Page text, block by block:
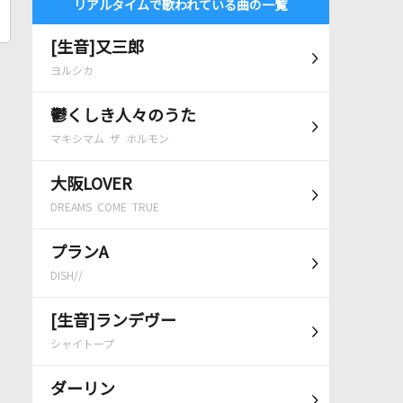
リアルタイムで歌われている曲の一覧
[生音]又三郎
ヨルシカ
鬱くしき人々のうた
マキシマム ザ ホルモン
大阪LOVER
DREAMS COME TRUE
プランA
DISH//
[生音]ランデヴー
シャイトープ
ダーリン